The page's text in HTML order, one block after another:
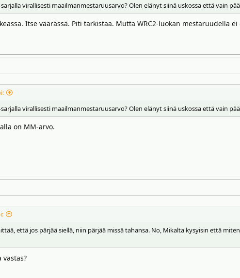
sarjalla virallisesti maailmanmestaruusarvo? Olen elänyt siinä uskossa että vain
Itse väärässä. Piti tarkistaa. Mutta WRC2-luokan mestaruudella
sarjalla virallisesti maailmanmestaruusarvo? Olen elänyt siinä uskossa että vain
on MM-arvo.
että jos pärjää siellä, niin pärjää missä tahansa. No, Mikalta kysyisin että
vastas?